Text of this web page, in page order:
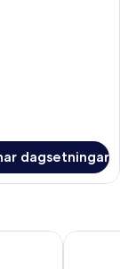
dagsetningar
Alvear